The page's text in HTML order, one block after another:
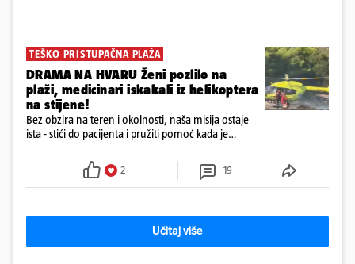
TEŠKO PRISTUPAČNA PLAŽA
DRAMA NA HVARU Ženi pozlilo na
plaži, medicinari iskakali iz helikoptera
na stijene!
Bez obzira na teren i okolnosti, naša misija ostaje
ista - stići do pacijenta i pružiti pomoć kada je
2 19
Učitaj više